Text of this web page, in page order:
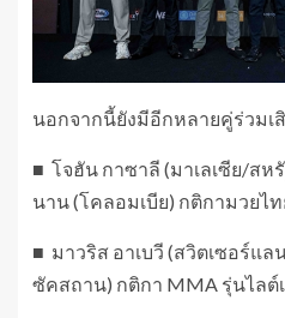
นอกจากนี้ยังมีอีกหลายคู่ร่วม
■ โจฮัน กาซาลี (มาเลเซีย/สห
นาน (โคลอมเบีย) กติกามวยไท
■ มาวริส อาเบวี (สวิตเซอร์แ
ซัคสถาน) กติกา MMA รุ่นไลต์เ